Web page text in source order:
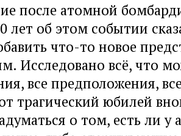
после атомной
лет об этом событии
что-то новое
Исследовано всё, что
все предположения,
трагический юбилей
о том, есть ли у